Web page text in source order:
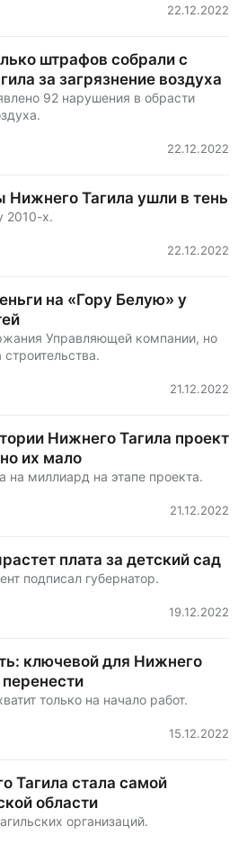
22.12.2022
штрафов собрали с
за загрязнение воздуха
92 нарушения в обрасти
22.12.2022
Нижнего Тагила ушли в тень
2010-х.
22.12.2022
на «Гору Белую» у
Управляющей компании, но
21.12.2022
Нижнего Тагила проект
их мало
миллиард на этапе проекта.
21.12.2022
плата за детский сад
подписал губернатор.
19.12.2022
ключевой для Нижнего
перенести
только на начало работ.
15.12.2022
Тагила стала самой
области
организаций.